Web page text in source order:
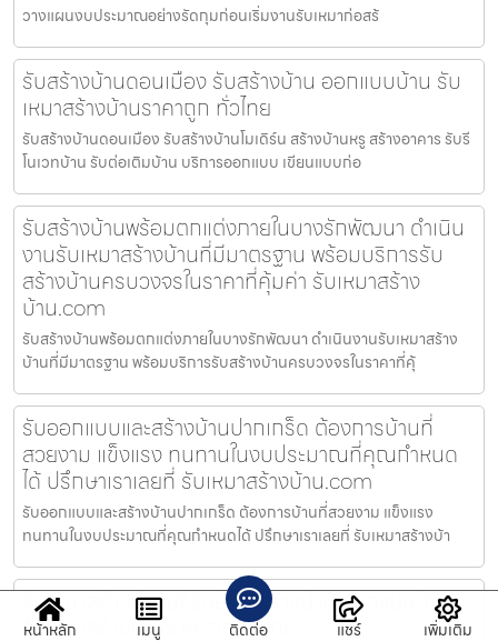
วางแผนงบประมาณอย่างรัดกุมก่อนเริ่มงานรับเหมาก่อสร้
รับสร้างบ้านดอนเมือง รับสร้างบ้าน ออกแบบบ้าน รับ
เหมาสร้างบ้านราคาถูก ทั่วไทย
รับสร้างบ้านดอนเมือง รับสร้างบ้านโมเดิร์น สร้างบ้านหรู สร้างอาคาร รับรี
โนเวทบ้าน รับต่อเติมบ้าน บริการออกแบบ เขียนแบบก่อ
รับสร้างบ้านพร้อมตกแต่งภายในบางรักพัฒนา ดำเนิน
งานรับเหมาสร้างบ้านที่มีมาตรฐาน พร้อมบริการรับ
สร้างบ้านครบวงจรในราคาที่คุ้มค่า รับเหมาสร้าง
บ้าน.com
รับสร้างบ้านพร้อมตกแต่งภายในบางรักพัฒนา ดำเนินงานรับเหมาสร้าง
บ้านที่มีมาตรฐาน พร้อมบริการรับสร้างบ้านครบวงจรในราคาที่คุ้
รับออกแบบและสร้างบ้านปากเกร็ด ต้องการบ้านที่
สวยงาม แข็งแรง ทนทานในงบประมาณที่คุณกำหนด
ได้ ปรึกษาเราเลยที่ รับเหมาสร้างบ้าน.com
รับออกแบบและสร้างบ้านปากเกร็ด ต้องการบ้านที่สวยงาม แข็งแรง
ทนทานในงบประมาณที่คุณกำหนดได้ ปรึกษาเราเลยที่ รับเหมาสร้างบ้า
รับเหมาสร้างบ้านบุรีรัมย์ รับสร้างบ้าน ออกแบบบ้าน
รับเหมาสร้างบ้านราคาถูก ทั่วไทย
หน้าหลัก เมนู ติดต่อ แชร์ เพิ่มเติม